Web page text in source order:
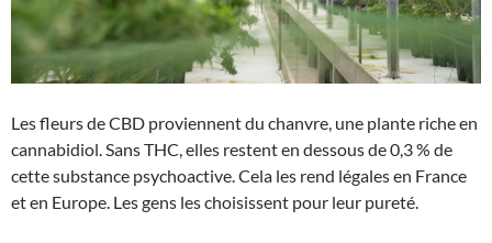
Les fleurs de CBD proviennent du chanvre, une plante riche en
cannabidiol. Sans THC, elles restent en dessous de 0,3 % de
cette substance psychoactive. Cela les rend légales en France
et en Europe. Les gens les choisissent pour leur pureté.